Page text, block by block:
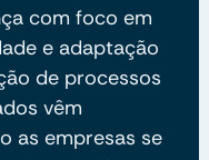
com foco em
e adaptação
de processos
vêm
as empresas se